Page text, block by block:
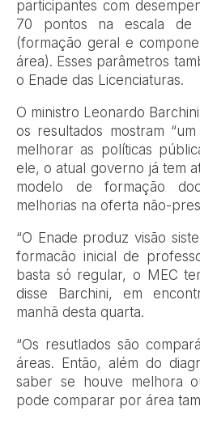
participantes com
70 pontos na escala de
(formação geral e
área). Esses parâmetros
o Enade das Licenciaturas.
O ministro Leonardo
os resultados mostram
melhorar as políticas
ele, o atual governo já tem
modelo de formação
melhorias na oferta não-
“O Enade produz visão
formacão inicial de
basta só regular, o MEC
disse Barchini, em
manhã desta quarta.
“Os resutlados são
áreas. Então, além do
saber se houve melhora
pode comparar por área